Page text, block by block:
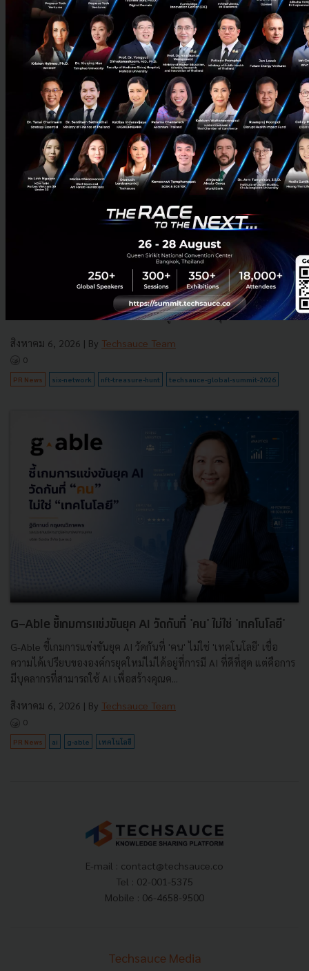
SIX Network และ Techsauce สานต่อความร่วมมือปีที่ 4 นำ
NFT Treasure Hunt Season 4 ยกระดับประสบการณ์ดิจิทัล
ใน Techsauce Global Summit 2026
SIX Network ผนึกกำลังกับ Techsauce อีกครั้งในงาน Techsauce
Global Summit 2026 ภายใต้ธีม "The Race to The Next…" จัดขึ้น
ระหว่างวันที่ 26-28 สิงหาคม 2026 ณ ศูนย์การประชุมแห่งชาติสิริ...
สิงหาคม 6, 2026 | By Techsauce Team
0
PR News six-network nft-treasure-hunt techsauce-global-summit-2026
G-Able ชี้เกมการแข่งขันยุค AI วัดกันที่ 'คน' ไม่ใช่ 'เทคโนโลยี'
G-Able ชี้เกมการแข่งขันยุค AI วัดกันที่ 'คน' ไม่ใช่ 'เทคโนโลยี' เชื่อ
ความได้เปรียบขององค์กรยุคใหม่ไม่ได้อยู่ที่การมี AI ที่ดีที่สุด แต่คือการ
มีบุคลากรที่สามารถใช้ AI เพื่อสร้างคุณค...
สิงหาคม 6, 2026 | By Techsauce Team
0
PR News ai g-able เทคโนโลยี
E-mail : contact@techsauce.co
Tel : 02-001-5375
Mobile : 06-4658-9500
Techsauce Media